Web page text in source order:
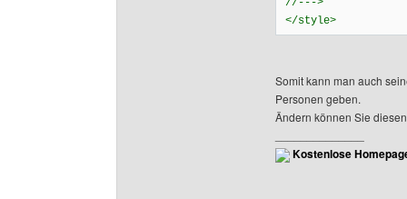
//--->
</style>
Somit kann man auch
Personen geben.
Ändern können Sie
Kostenlose